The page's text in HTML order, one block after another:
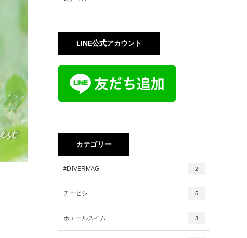
LINE公式アカウント
カテゴリー
#DIVERMAG 2
チービシ 5
ホエールスイム 3